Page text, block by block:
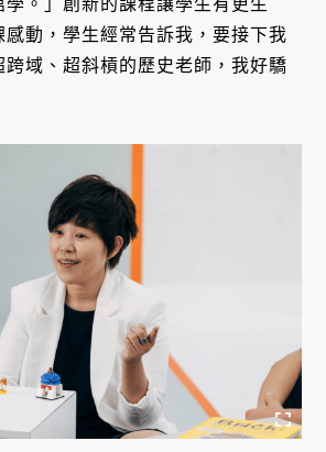
感動，學生經常告訴我，要接下我
跨域、超斜槓的歷史老師，我好驕